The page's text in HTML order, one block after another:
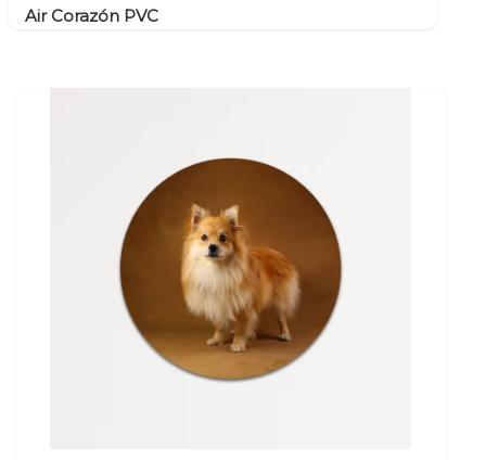
Air Corazón PVC